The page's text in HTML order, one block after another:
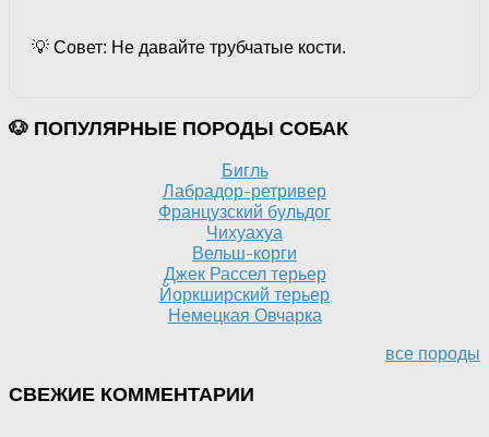
💡 Совет: Не давайте трубчатые кости.
🐶 ПОПУЛЯРНЫЕ ПОРОДЫ СОБАК
Бигль
Лабрадор-ретривер
Французский бульдог
Чихуахуа
Вельш-корги
Джек Рассел терьер
Йоркширский терьер
Немецкая Овчарка
все породы
СВЕЖИЕ КОММЕНТАРИИ